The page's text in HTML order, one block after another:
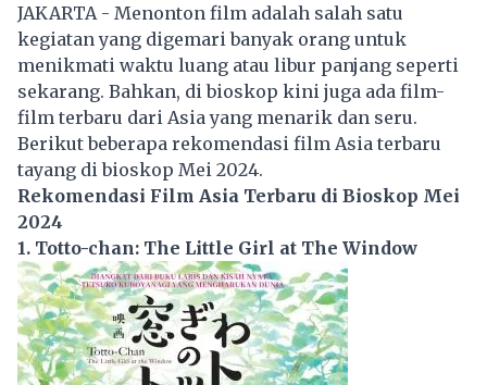
JAKARTA - Menonton film adalah salah satu
kegiatan yang digemari banyak orang untuk
menikmati waktu luang atau libur panjang seperti
sekarang. Bahkan, di bioskop kini juga ada film-
film terbaru dari Asia yang menarik dan seru.
Berikut beberapa rekomendasi film Asia terbaru
tayang di bioskop Mei 2024.
Rekomendasi Film Asia Terbaru di Bioskop Mei
2024
1. Totto-chan: The Little Girl at The Window